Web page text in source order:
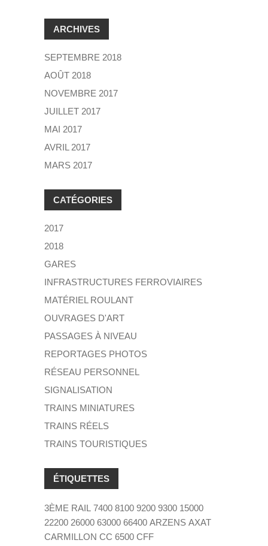
ARCHIVES
SEPTEMBRE 2018
AOÛT 2018
NOVEMBRE 2017
JUILLET 2017
MAI 2017
AVRIL 2017
MARS 2017
CATÉGORIES
2017
2018
GARES
INFRASTRUCTURES FERROVIAIRES
MATÉRIEL ROULANT
OUVRAGES D'ART
PASSAGES À NIVEAU
REPORTAGES PHOTOS
RÉSEAU PERSONNEL
SIGNALISATION
TRAINS MINIATURES
TRAINS RÉELS
TRAINS TOURISTIQUES
ÉTIQUETTES
3ÈME RAIL 7400 8100 9200 9300 15000
22200 26000 63000 66400 ARZENS AXAT
CARMILLON CC 6500 CFF